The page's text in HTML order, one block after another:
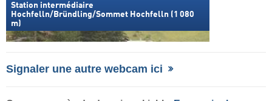
Station intermédiaire
Hochfelln/Bründling/Sommet Hochfelln (1 080
m)
Signaler une autre webcam ici